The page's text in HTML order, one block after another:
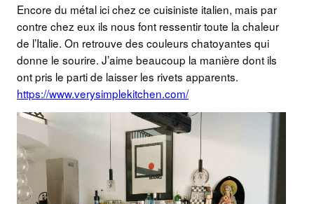
Encore du métal ici chez ce cuisiniste italien, mais par
contre chez eux ils nous font ressentir toute la chaleur
de l’Italie. On retrouve des couleurs chatoyantes qui
donne le sourire. J’aime beaucoup la manière dont ils
ont pris le parti de laisser les rivets apparents.
https://www.verysimplekitchen.com/